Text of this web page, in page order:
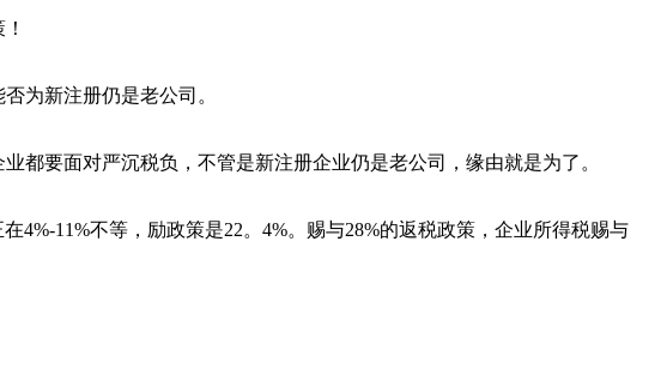
为新注册仍是老公司。
要面对严沉税负，不管是新注册企业仍是老公司，缘由就是为了。
11%不等，励政策是22。4%。赐与28%的返税政策，企业所得税赐与